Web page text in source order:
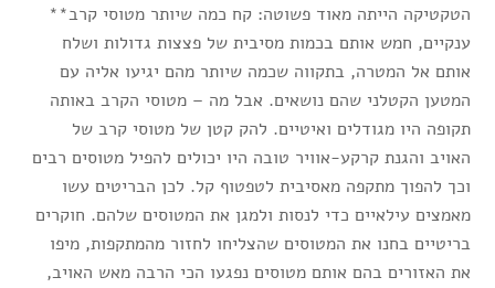
הטקטיקה הייתה מאוד פשוטה: קח כמה שיותר מטוסי קרב**
ענקיים, חמש אותם בכמות מסיבית של פצצות גדולות ושלח
אותם אל המטרה, בתקווה שכמה שיותר מהם יגיעו אליה עם
המטען הקטלני שהם נושאים. אבל מה – מטוסי הקרב באותה
תקופה היו מגודלים ואיטיים. להק קטן של מטוסי קרב של
האויב והגנת קרקע-אוויר טובה היו יכולים להפיל מטוסים רבים
וכך להפוך מתקפה מאסיבית לטפטוף קל. לכן הבריטים עשו
מאמצים עילאיים כדי לנסות ולמגן את המטוסים שלהם. חוקרים
בריטיים בחנו את המטוסים שהצליחו לחזור מהמתקפות, מיפו
את האזורים בהם אותם מטוסים נפגעו הכי הרבה מאש האויב,